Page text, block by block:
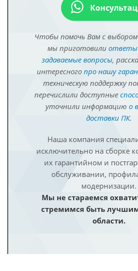
Чтобы помочь Вам с
мы приготовили ответы
задаваемые вопросы,
интересного про нашу
техническую поддержку
перечислили доступные
уточнили информацию о
доставки ПК.
Наша компания
исключительно на сборке
их гарантийном и
обслуживании,
модернизации.
Мы не стараемся
стремимся быть
области.